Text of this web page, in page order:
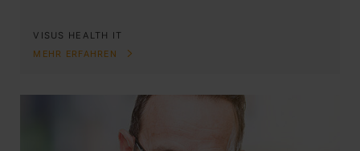
VISUS HEALTH IT
MEHR ERFAHREN